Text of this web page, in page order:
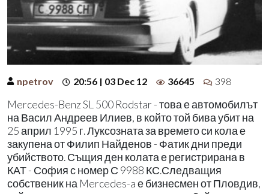
npetrov 20:56 | 03 Dec 12 36645 398
Mercedes-Benz SL 500 Rodstar - това е автомобилът
на Васил Андреев Илиев, в който той бива убит на
25 април 1995 г. Луксозната за времето си кола е
закупена от Филип Найденов - Фатик дни преди
убийството. Същия ден колата е регистрирана в
КАТ - София с номер С 9988 КС.Следващия
собственик на Mercedes-a е бизнесмен от Пловдив,